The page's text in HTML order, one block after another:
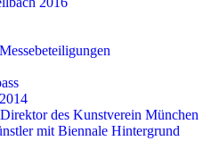
des Kunstverein München
mit Biennale Hintergrund